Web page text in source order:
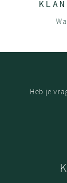
Heb je